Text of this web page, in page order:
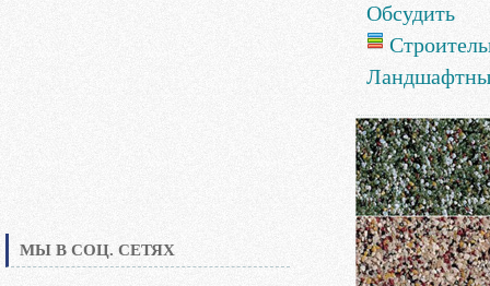
МЫ В СОЦ. СЕТЯХ
Обсудить